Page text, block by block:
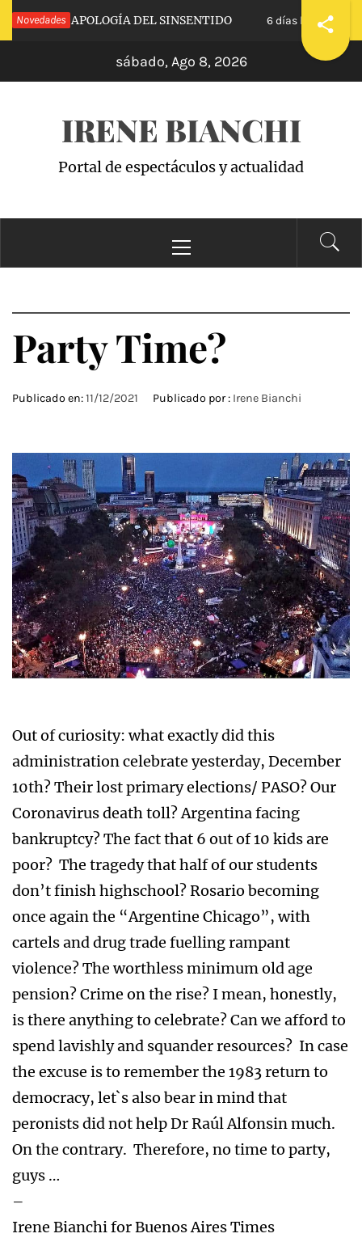
Saltar
al
NovedadesAPOLOGÍA DEL SINSENTIDO 6 días hace
sábado, Ago 8, 2026
IRENE BIANCHI
Portal de espectáculos y actualidad
principal
Party Time?
Publicado en:11/12/2021 Publicado por : Irene Bianchi
Out of curiosity: what exactly did this
administration celebrate yesterday, December
10th? Their lost primary elections/ PASO? Our
Coronavirus death toll? Argentina facing
bankruptcy? The fact that 6 out of 10 kids are
poor? The tragedy that half of our students
don’t finish highschool? Rosario becoming
once again the “Argentine Chicago”, with
cartels and drug trade fuelling rampant
violence? The worthless minimum old age
pension? Crime on the rise? I mean, honestly,
is there anything to celebrate? Can we afford to
spend lavishly and squander resources? In case
the excuse is to remember the 1983 return to
democracy, let`s also bear in mind that
peronists did not help Dr Raúl Alfonsin much.
On the contrary. Therefore, no time to party,
guys …
–
Irene Bianchi for Buenos Aires Times